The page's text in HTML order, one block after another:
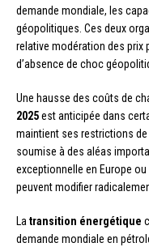
demande mondiale, les
géopolitiques. Ces deux
relative modération des prix
d’absence de choc
Une hausse des coûts de
2025est anticipée dans
maintient ses restrictions
soumise à des aléas
exceptionnelle en Europe
peuvent modifier
Latransition énergétique
demande mondiale en